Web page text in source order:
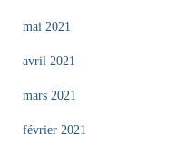
mai 2021
avril 2021
mars 2021
février 2021